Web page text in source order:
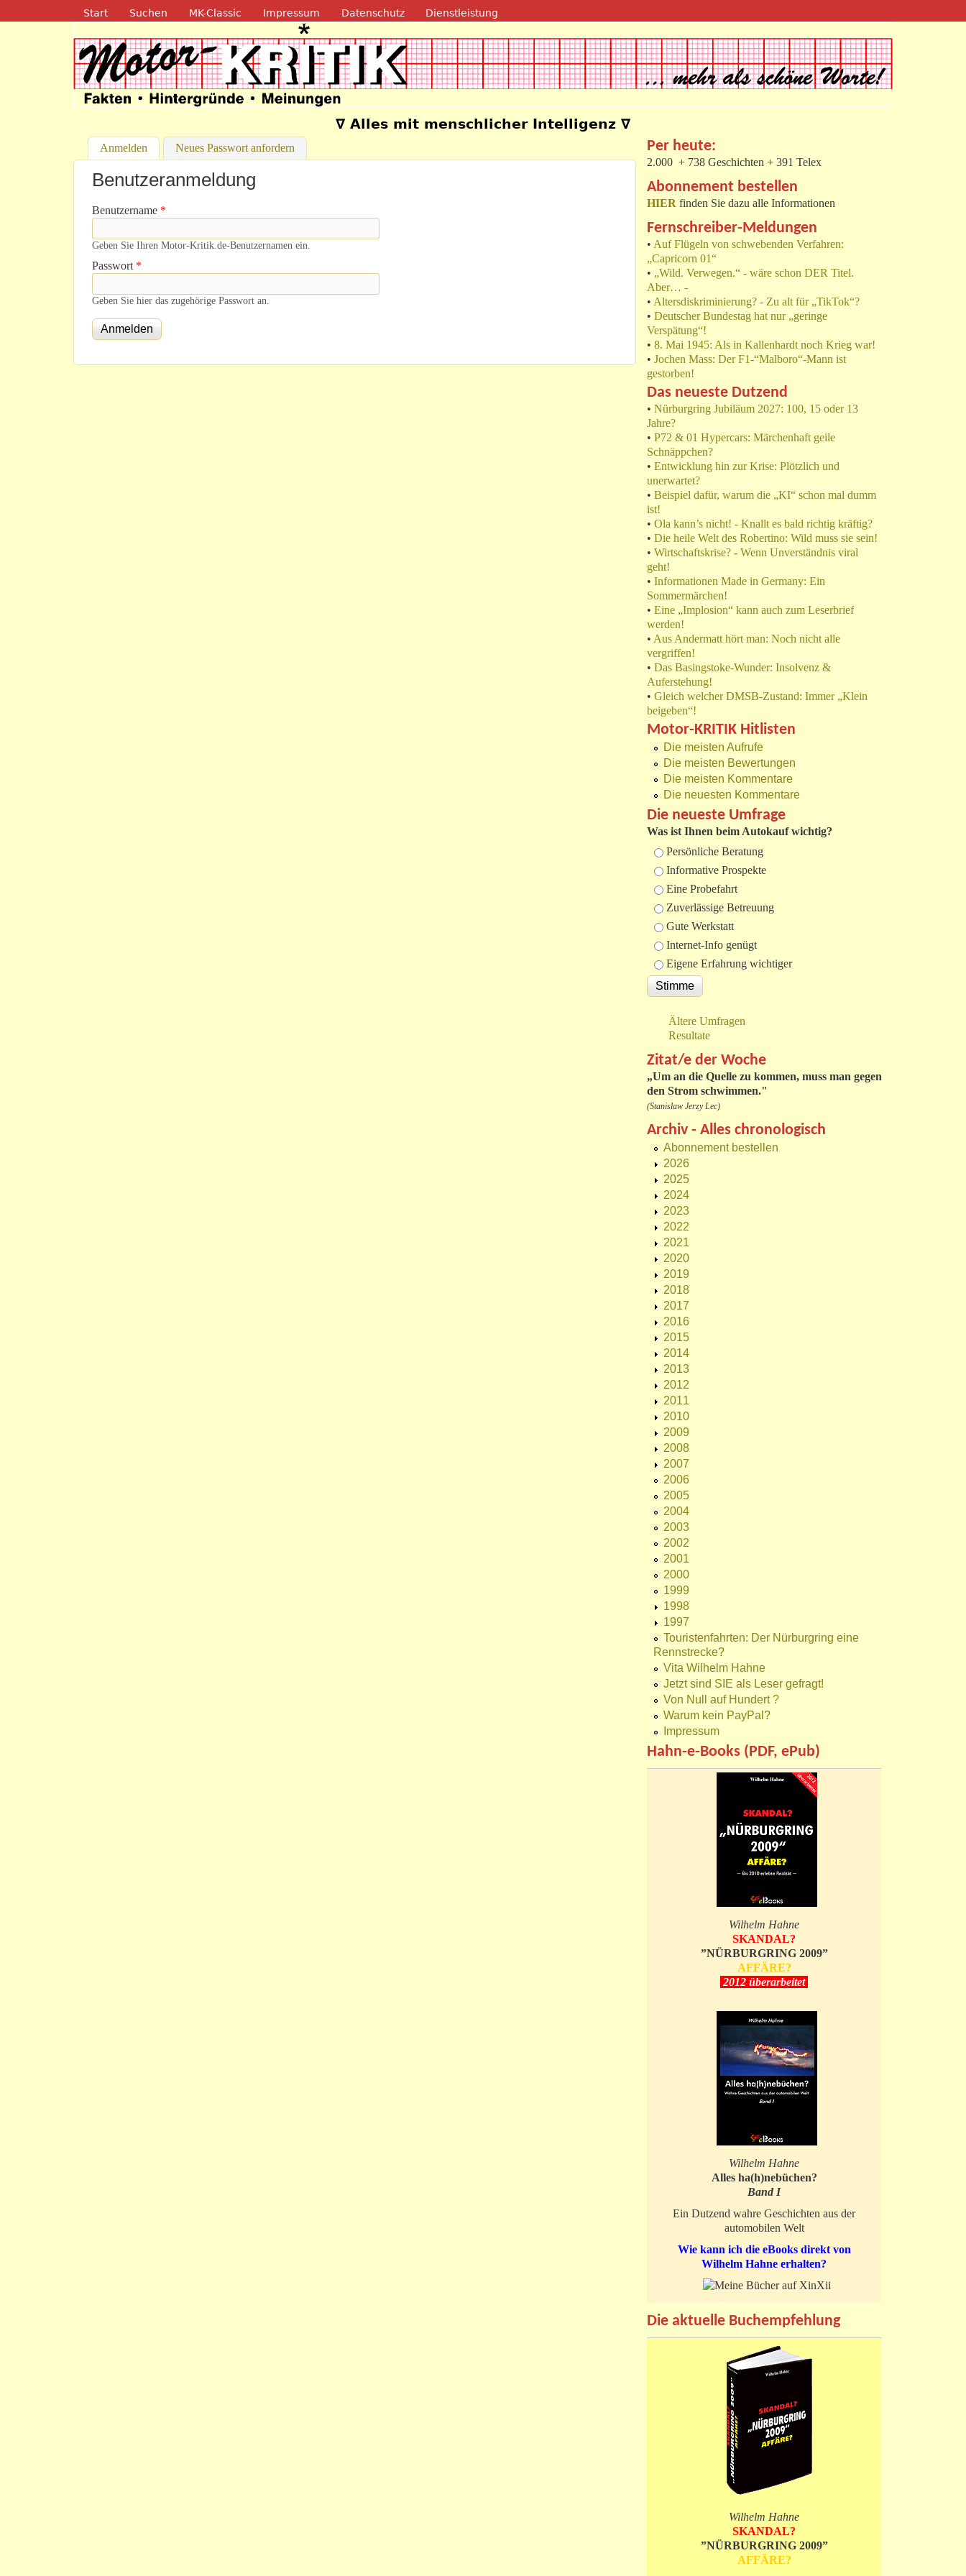
Direkt zum Inhalt
Navigation
Start Suchen MK-Classic Impressum Datenschutz Dienstleistung
Motor-Kritik.de∇ Alles mit menschlicher Intelligenz ∇
Anmelden (aktiver Reiter)
Neues Passwort anfordern
Benutzeranmeldung
Benutzername *
Geben Sie Ihren Motor-Kritik.de-Benutzernamen ein.
Passwort *
Geben Sie hier das zugehörige Passwort an.
Per heute:
2.000 + 738 Geschichten + 391 Telex
Abonnement bestellen
HIER finden Sie dazu alle Informationen
Fernschreiber-Meldungen
• Auf Flügeln von schwebenden Verfahren:
„Capricorn 01“
• „Wild. Verwegen.“ - wäre schon DER Titel.
Aber… -
• Altersdiskriminierung? - Zu alt für „TikTok“?
• Deutscher Bundestag hat nur „geringe
Verspätung“!
• 8. Mai 1945: Als in Kallenhardt noch Krieg war!
• Jochen Mass: Der F1-“Malboro“-Mann ist
gestorben!
Das neueste Dutzend
• Nürburgring Jubiläum 2027: 100, 15 oder 13
Jahre?
• P72 & 01 Hypercars: Märchenhaft geile
Schnäppchen?
• Entwicklung hin zur Krise: Plötzlich und
unerwartet?
• Beispiel dafür, warum die „KI“ schon mal dumm
ist!
• Ola kann’s nicht! - Knallt es bald richtig kräftig?
• Die heile Welt des Robertino: Wild muss sie sein!
• Wirtschaftskrise? - Wenn Unverständnis viral
geht!
• Informationen Made in Germany: Ein
Sommermärchen!
• Eine „Implosion“ kann auch zum Leserbrief
werden!
• Aus Andermatt hört man: Noch nicht alle
vergriffen!
• Das Basingstoke-Wunder: Insolvenz &
Auferstehung!
• Gleich welcher DMSB-Zustand: Immer „Klein
beigeben“!
Motor-KRITIK Hitlisten
Die meisten Aufrufe
Die meisten Bewertungen
Die meisten Kommentare
Die neuesten Kommentare
Die neueste Umfrage
Was ist Ihnen beim Autokauf wichtig?
Auswahlmöglichkeiten
Persönliche Beratung
Informative Prospekte
Eine Probefahrt
Zuverlässige Betreuung
Gute Werkstatt
Internet-Info genügt
Eigene Erfahrung wichtiger
Ältere Umfragen
Resultate
Zitat/e der Woche
„Um an die Quelle zu kommen, muss man gegen
den Strom schwimmen."
(Stanislaw Jerzy Lec)
Archiv - Alles chronologisch
Abonnement bestellen
2026
2025
2024
2023
2022
2021
2020
2019
2018
2017
2016
2015
2014
2013
2012
2011
2010
2009
2008
2007
2006
2005
2004
2003
2002
2001
2000
1999
1998
1997
Touristenfahrten: Der Nürburgring eine
Rennstrecke?
Vita Wilhelm Hahne
Jetzt sind SIE als Leser gefragt!
Von Null auf Hundert ?
Warum kein PayPal?
Impressum
Hahn-e-Books (PDF, ePub)
Wilhelm Hahne
SKANDAL?
”NÜRBURGRING 2009”
AFFÄRE?
2012 überarbeitet
Wilhelm Hahne
Alles ha(h)nebüchen?
Band I
Ein Dutzend wahre Geschichten aus der
automobilen Welt
Wie kann ich die eBooks direkt von
Wilhelm Hahne erhalten?
Die aktuelle Buchempfehlung
Wilhelm Hahne
SKANDAL?
”NÜRBURGRING 2009”
AFFÄRE?